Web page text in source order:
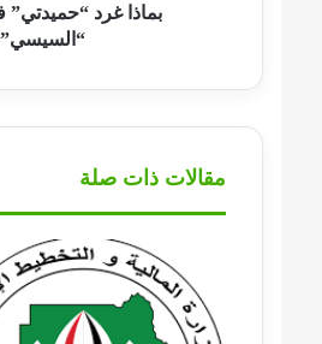
بماذا غرد “حميدتي”
مقالات ذات صلة